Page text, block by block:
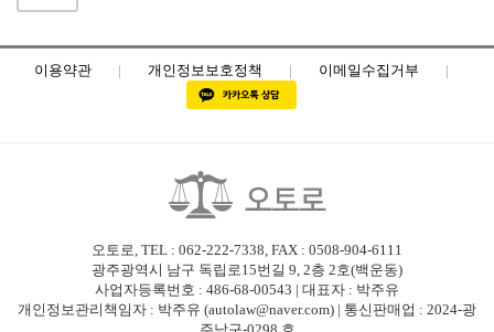
이용약관 | 개인정보보호정책 | 이메일수집거부 |
오토로, TEL : 062-222-7338, FAX : 0508-904-6111
광주광역시 남구 독립로15번길 9, 2층 2호(백운동)
사업자등록번호 : 486-68-00543 | 대표자 : 박주유
개인정보관리책임자 : 박주유 (autolaw@naver.com) | 통신판매업 : 2024-광
주남구-0298 호